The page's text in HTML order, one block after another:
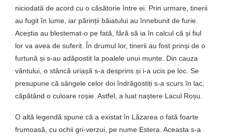
niciodată de acord cu o căsătorie între ei. Prin urmare, tinerii
au fugit în lume, iar părinții băiatului au înnebunit de furie.
Aceștia au blestemat-o pe fată, fără să ia în calcul că și fiul
lor va avea de suferit. În drumul lor, tinerii au fost prinși de o
furtună și s-au adăpostit la poalele unui munte. Din cauza
vântului, o stâncă uriașă s-a desprins și i-a ucis pe loc. Se
presupune că sângele celor doi îndrăgostiți s-a scurs în lac,
căpătând o culoare roșie. Astfel, a luat naștere Lacul Roșu.
O altă legendă spune că a existat în Lăzarea o fată foarte
frumoasă, cu ochii gri-verzui, pe nume Estera. Aceasta s-a